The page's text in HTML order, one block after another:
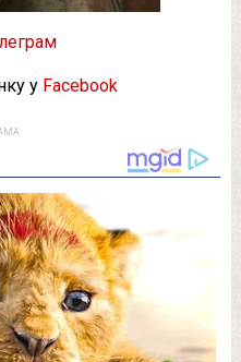
у Facebook